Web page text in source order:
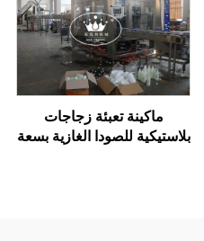
ماكينة تعبئة زجاجات
بلاستيكية للصودا الغازية بسعة